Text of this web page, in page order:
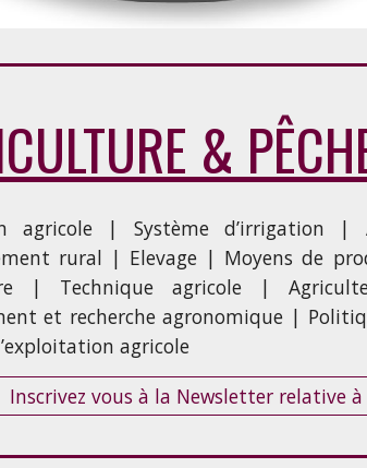
&
agricole | Système d’irrigation
rural | Elevage | Moyens de
| Technique agricole |
et recherche agronomique |
agricole
Inscrivez vous à la Newsletter relative à